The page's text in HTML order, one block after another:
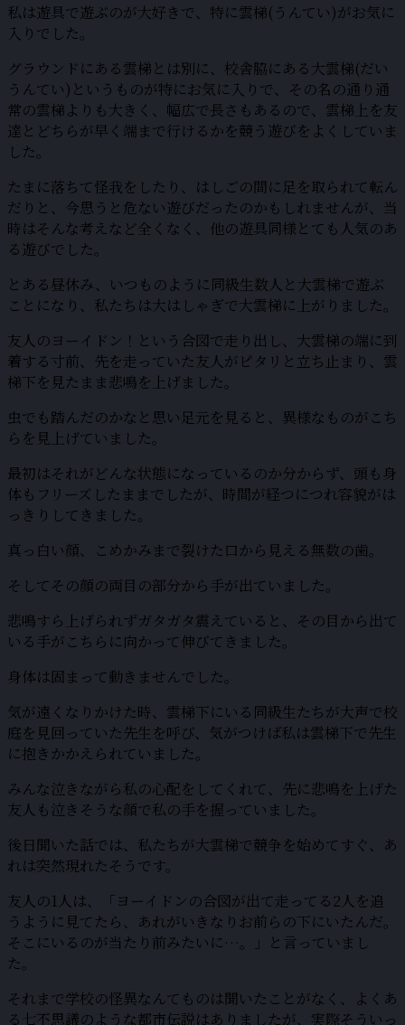
私は遊具で遊ぶのが大好きで、特に雲梯(うんてい)がお気に
入りでした。
グラウンドにある雲梯とは別に、校舎脇にある大雲梯(だい
うんてい)というものが特にお気に入りで、その名の通り通
常の雲梯よりも大きく、幅広で長さもあるので、雲梯上を友
達とどちらが早く端まで行けるかを競う遊びをよくしていま
した。
たまに落ちて怪我をしたり、はしごの間に足を取られて転ん
だりと、今思うと危ない遊びだったのかもしれませんが、当
時はそんな考えなど全くなく、他の遊具同様とても人気のあ
る遊びでした。
とある昼休み、いつものように同級生数人と大雲梯で遊ぶ
ことになり、私たちは大はしゃぎで大雲梯に上がりました。
友人のヨーイドン！という合図で走り出し、大雲梯の端に到
着する寸前、先を走っていた友人がピタリと立ち止まり、雲
梯下を見たまま悲鳴を上げました。
虫でも踏んだのかなと思い足元を見ると、異様なものがこち
らを見上げていました。
最初はそれがどんな状態になっているのか分からず、頭も身
体もフリーズしたままでしたが、時間が経つにつれ容貌がは
っきりしてきました。
真っ白い顔、こめかみまで裂けた口から見える無数の歯。
そしてその顔の両目の部分から手が出ていました。
悲鳴すら上げられずガタガタ震えていると、その目から出て
いる手がこちらに向かって伸びてきました。
身体は固まって動きませんでした。
気が遠くなりかけた時、雲梯下にいる同級生たちが大声で校
庭を見回っていた先生を呼び、気がつけば私は雲梯下で先生
に抱きかかえられていました。
みんな泣きながら私の心配をしてくれて、先に悲鳴を上げた
友人も泣きそうな顔で私の手を握っていました。
後日聞いた話では、私たちが大雲梯で競争を始めてすぐ、あ
れは突然現れたそうです。
友人の1人は、「ヨーイドンの合図が出て走ってる2人を追
うように見てたら、あれがいきなりお前らの下にいたんだ。
そこにいるのが当たり前みたいに…。」と言っていまし
た。
それまで学校の怪異なんてものは聞いたことがなく、よくあ
る七不思議のような都市伝説はありましたが、実際そういっ